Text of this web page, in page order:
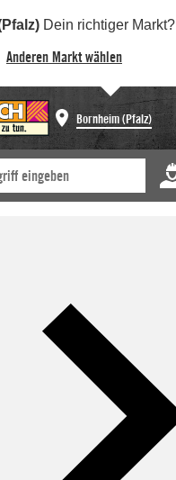
Dein richtiger Markt?
Anderen Markt wählen
Bornheim (Pfalz)